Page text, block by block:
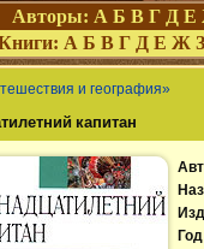
Авторы: А Б В Г Д Е
А Б В Г Д Е Ж З
и география»
капитан